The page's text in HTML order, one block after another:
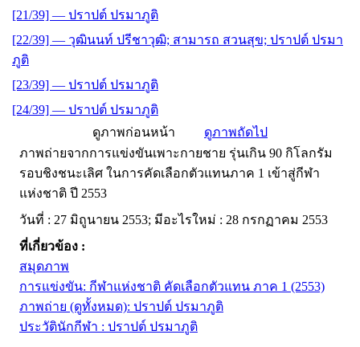
[21/39] — ปราปต์ ปรมาภูติ
[22/39] — วุฒินนท์ ปรีชาวุฒิ; สามารถ สวนสุข; ปราปต์ ปรมา
ภูติ
[23/39] — ปราปต์ ปรมาภูติ
[24/39] — ปราปต์ ปรมาภูติ
ดูภาพก่อนหน้า
ดูภาพถัดไป
ภาพถ่ายจากการแข่งขันเพาะกายชาย รุ่นเกิน 90 กิโลกรัม
รอบชิงชนะเลิศ ในการคัดเลือกตัวแทนภาค 1 เข้าสู่กีฬา
แห่งชาติ ปี 2553
วันที่ : 27 มิถูนายน 2553; มีอะไรใหม่ : 28 กรกฏาคม 2553
ที่เกี่ยวข้อง :
สมุดภาพ
การแข่งขัน: กีฬาแห่งชาติ คัดเลือกตัวแทน ภาค 1 (2553)
ภาพถ่าย (ดูทั้งหมด): ปราปต์ ปรมาภูติ
ประวัตินักกีฬา : ปราปต์ ปรมาภูติ